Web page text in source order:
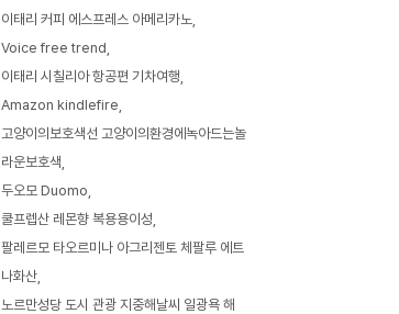
이태리 커피 에스프레스 아메리카노
Voice free trend
이태리 시칠리아 항공편 기차여행
Amazon kindlefire
고양이의보호색선 고양이의환경에녹아드는놀
라운보호색
두오모 Duomo
쿨프렙산 레몬향 복용용이성
팔레르모 타오르미나 아그리젠토 체팔루 에트
나화산
노르만성당 도시 관광 지중해날씨 일광욕 해